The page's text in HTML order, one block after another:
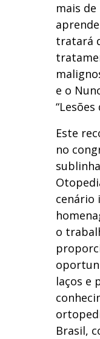
mais de
tratará
e o
“Lesões
Este
no
cenário
o
laços e
Brasil,